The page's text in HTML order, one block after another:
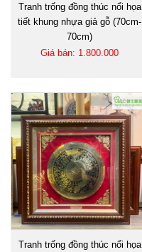
Tranh trống đồng thúc nổi họa
tiết khung nhựa giả gỗ (70cm-
70cm)
Giá bán: 1.800.000
Tranh trống đồng thúc nổi họa